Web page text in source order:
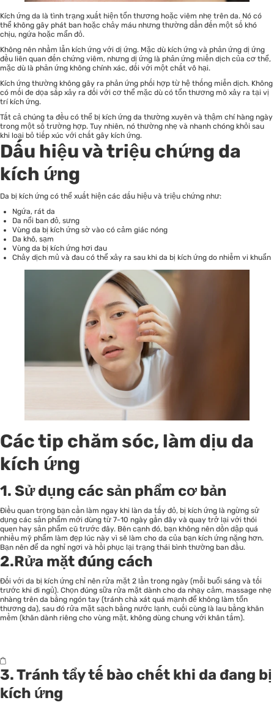
Kích ứng da là tình trạng xuất hiện tổn thương hoặc viêm nhẹ trên da. Nó có
thể không gây phát ban hoặc chảy máu nhưng thường dẫn đến một số khó
chịu, ngứa hoặc mẩn đỏ.
Không nên nhầm lẫn kích ứng với dị ứng. Mặc dù kích ứng và phản ứng dị ứng
đều liên quan đến chứng viêm, nhưng dị ứng là phản ứng miễn dịch của cơ thể,
mặc dù là phản ứng không chính xác, đối với một chất vô hại.
Kích ứng thường không gây ra phản ứng phối hợp từ hệ thống miễn dịch. Không
có mối đe dọa sắp xảy ra đối với cơ thể mặc dù có tổn thương mô xảy ra tại vị
trí kích ứng.
Tất cả chúng ta đều có thể bị kích ứng da thường xuyên và thậm chí hàng ngày
trong một số trường hợp. Tuy nhiên, nó thường nhẹ và nhanh chóng khỏi sau
khi loại bỏ tiếp xúc với chất gây kích ứng.
Dấu hiệu và triệu chứng da
kích ứng
Da bị kích ứng có thể xuất hiện các dấu hiệu và triệu chứng như:
Ngứa, rát da
Da nổi ban đỏ, sưng
Vùng da bị kích ứng sờ vào có cảm giác nóng
Da khô, sạm
Vùng da bị kích ứng hơi đau
Chảy dịch mủ và đau có thể xảy ra sau khi da bị kích ứng do nhiễm vi khuẩn
Các tip chăm sóc, làm dịu da
kích ứng
1. Sử dụng các sản phẩm cơ bản
Điều quan trọng bạn cần làm ngay khi làn da tấy đỏ, bị kích ứng là ngừng sử
dụng các sản phẩm mới dùng từ 7-10 ngày gần đây và quay trở lại với thói
quen hay sản phẩm cũ trước đây. Bên cạnh đó, bạn không nên dồn dập quá
nhiều mỹ phẩm làm đẹp lúc này vì sẽ làm cho da của bạn kích ứng nặng hơn.
Bạn nên để da nghỉ ngơi và hồi phục lại trạng thái bình thường ban đầu.
2.Rửa mặt đúng cách
Đối với da bị kích ứng chỉ nên rửa mặt 2 lần trong ngày (mỗi buổi sáng và tối
trước khi đi ngủ). Chọn đúng sữa rửa mặt dành cho da nhạy cảm, massage nhẹ
nhàng trên da bằng ngón tay (tránh chà xát quá mạnh để không làm tổn
thương da), sau đó rửa mặt sạch bằng nước lạnh, cuối cùng là lau bằng khăn
mềm (khăn dành riêng cho vùng mặt, không dùng chung với khăn tắm).
3. Tránh tẩy tế bào chết khi da đang bị
kích ứng